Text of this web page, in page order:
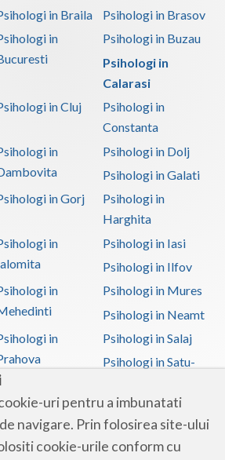
uri pentru a imbunatati
navigare. Prin folosirea site-ului
cookie-urile conform cu
in Braila
Psihologi in Brasov
in
Psihologi in Buzau
Psihologi in
Calarasi
in Cluj
Psihologi in
Constanta
in
Psihologi in Dolj
Psihologi in Galati
in Gorj
Psihologi in
Harghita
in
Psihologi in Iasi
Psihologi in Ilfov
in
Psihologi in Mures
Psihologi in Neamt
in
Psihologi in Salaj
Psihologi in Satu-
in
Psihologi in
Teleorman
in Tulcea Psihologi in Valcea